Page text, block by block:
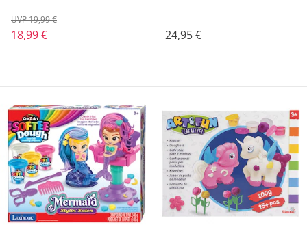
18,99 €
UVP 19,99 €
24,95 €